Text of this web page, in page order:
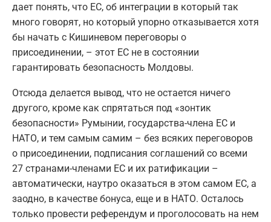
дает понять, что ЕС, об интеграции в который так
много говорят, но который упорно отказывается хотя
бы начать с Кишиневом переговоры о
присоединении, – этот ЕС не в состоянии
гарантировать безопасность Молдовы.
Отсюда делается вывод, что не остается ничего
другого, кроме как спрятаться под «зонтик
безопасности» Румынии, государства-члена ЕС и
НАТО, и тем самым самим – без всяких переговоров
о присоединении, подписания соглашений со всеми
27 странами-членами ЕС и их ратификации –
автоматически, наутро оказаться в этом самом ЕС, а
заодно, в качестве бонуса, еще и в НАТО. Осталось
только провести референдум и проголосовать на нем